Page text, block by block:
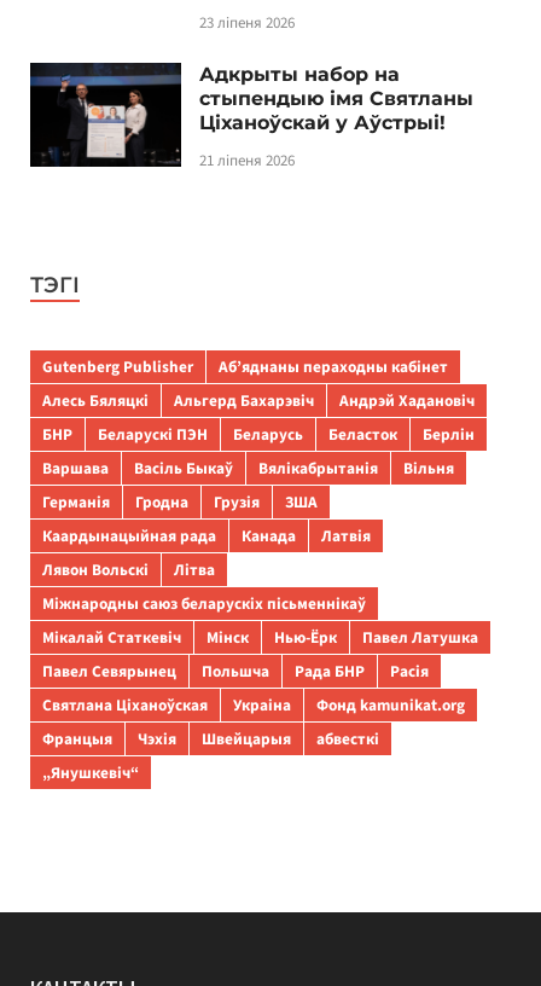
23 ліпеня 2026
Адкрыты набор на
стыпендыю імя Святланы
Ціханоўскай у Аўстрыі!
21 ліпеня 2026
ТЭГІ
Gutenberg Publisher
Аб’яднаны пераходны кабінет
Алесь Бяляцкі
Альгерд Бахарэвіч
Андрэй Хадановіч
БНР
Беларускі ПЭН Беларусь Беласток
Берлін
Варшава
Васіль Быкаў Вялікабрытанія
Вільня
Германія
Гродна Грузія
ЗША
Каардынацыйная рада
Канада
Латвія
Лявон Вольскі
Літва
Міжнародны саюз беларускіх пісьменнікаў
Мікалай Статкевіч
Мінск Нью-Ёрк
Павел Латушка
Павел Севярынец
Польшча Рада БНР
Расія
Святлана Ціханоўская
Украіна
Фонд kamunikat.org
Францыя
Чэхія Швейцарыя
абвесткі
„Янушкевіч“